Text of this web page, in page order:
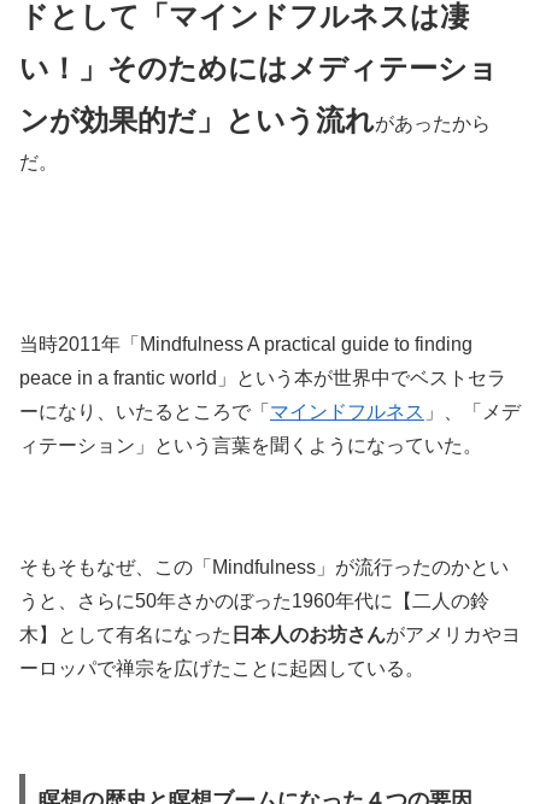
ドとして「マインドフルネスは凄
い！」そのためにはメディテーショ
ンが効果的だ」という流れがあったから
だ。
当時2011年「Mindfulness A practical guide to finding
peace in a frantic world」という本が世界中でベストセラ
ーになり、いたるところで「 マインドフルネス 」、「メデ
ィテーション」という言葉を聞くようになっていた。
そもそもなぜ、この「Mindfulness」が流行ったのかとい
うと、さらに50年さかのぼった1960年代に【二人の鈴
木】として有名になった 日本人のお坊さんがアメリカやヨ
ーロッパで禅宗を広げたことに起因している。